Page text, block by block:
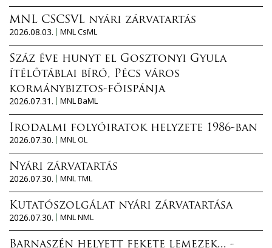
MNL CSCSVL nyári zárvatartás
2026.08.03.
MNL CsML
Száz éve hunyt el Gosztonyi Gyula
ítélőtáblai bíró, Pécs város
kormánybiztos-főispánja
2026.07.31.
MNL BaML
Irodalmi folyóiratok helyzete 1986-ban
2026.07.30.
MNL OL
Nyári zárvatartás
2026.07.30.
MNL TML
Kutatószolgálat nyári zárvatartása
2026.07.30.
MNL NML
Barnaszén helyett fekete lemezek... -